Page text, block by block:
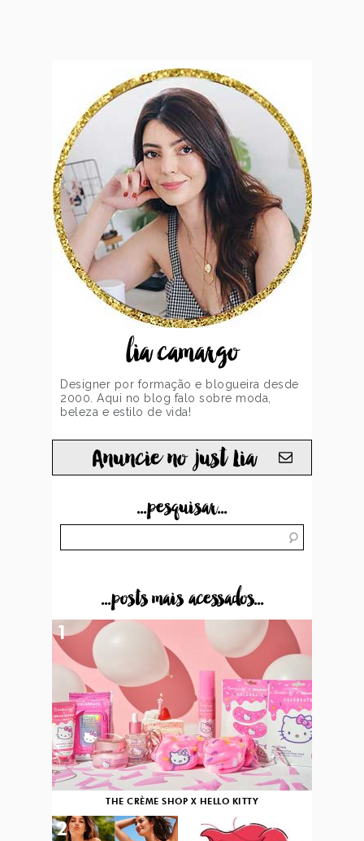
lia camargo
Designer por formação e blogueira desde
2000. Aqui no blog falo sobre moda,
beleza e estilo de vida!
Anuncie no just Lia
...pesquisar...
...posts mais acessados...
THE CRÈME SHOP X HELLO KITTY
1
2 3